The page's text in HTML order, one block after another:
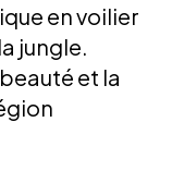
en voilier
jungle.
et la